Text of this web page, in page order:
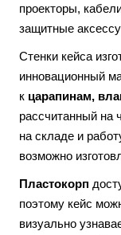
проекторы,
защитные
Стенки кейса
инновационный
к царапинам,
рассчитанный на
на складе и
возможно
Пластокорп
поэтому кейс
визуально